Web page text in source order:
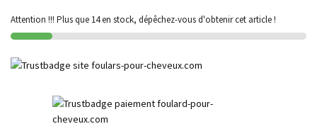
Attention !!! Plus que 14 en stock, dépêchez-vous d'obtenir cet article !